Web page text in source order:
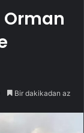
Bir dakikadan az